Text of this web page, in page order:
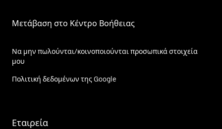
Μετάβαση στο Κέντρο Βοήθειας
Να μην πωλούνται/κοινοποιούνται προσωπικά στοιχεία
μου
Πολιτική δεδομένων της Google
Εταιρεία